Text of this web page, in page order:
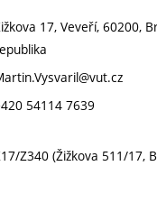
17, Veveří, 60200,
54114 7639
Z340 (Žižkova 511/17,